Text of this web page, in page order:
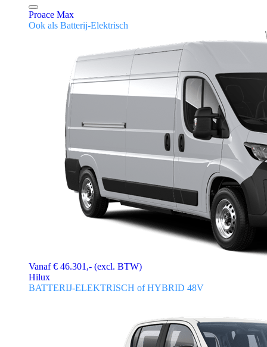
Proace Max
Ook als Batterij-Elektrisch
Vanaf € 46.301,- (excl. BTW)
Hilux
BATTERIJ-ELEKTRISCH of HYBRID 48V